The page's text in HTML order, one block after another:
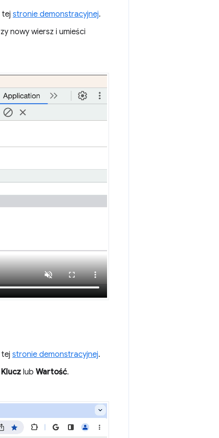
tej stronie demonstracyjnej.
nowy wiersz i umieści
stronie demonstracyjnej.
Klucz lub Wartość.